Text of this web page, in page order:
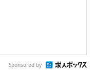
Sponsored by